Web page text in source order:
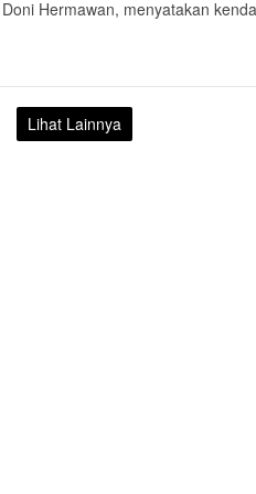
Doni Hermawan, menyatakan
Lihat Lainnya